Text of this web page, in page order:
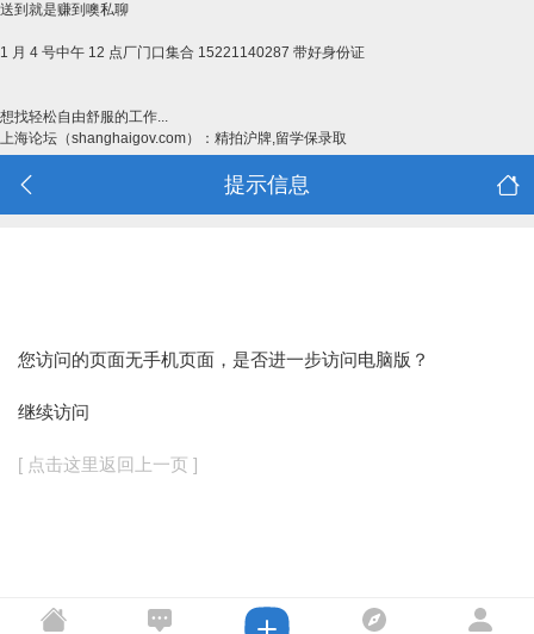
送到就是赚到噢私聊
1 月 4 号中午 12 点厂门口集合 15221140287 带好身份证
想找轻松自由舒服的工作...
上海论坛（shanghaigov.com）：精拍沪牌,留学保录取
提示信息
您访问的页面无手机页面，是否进一步访问电脑版？
继续访问
[ 点击这里返回上一页 ]